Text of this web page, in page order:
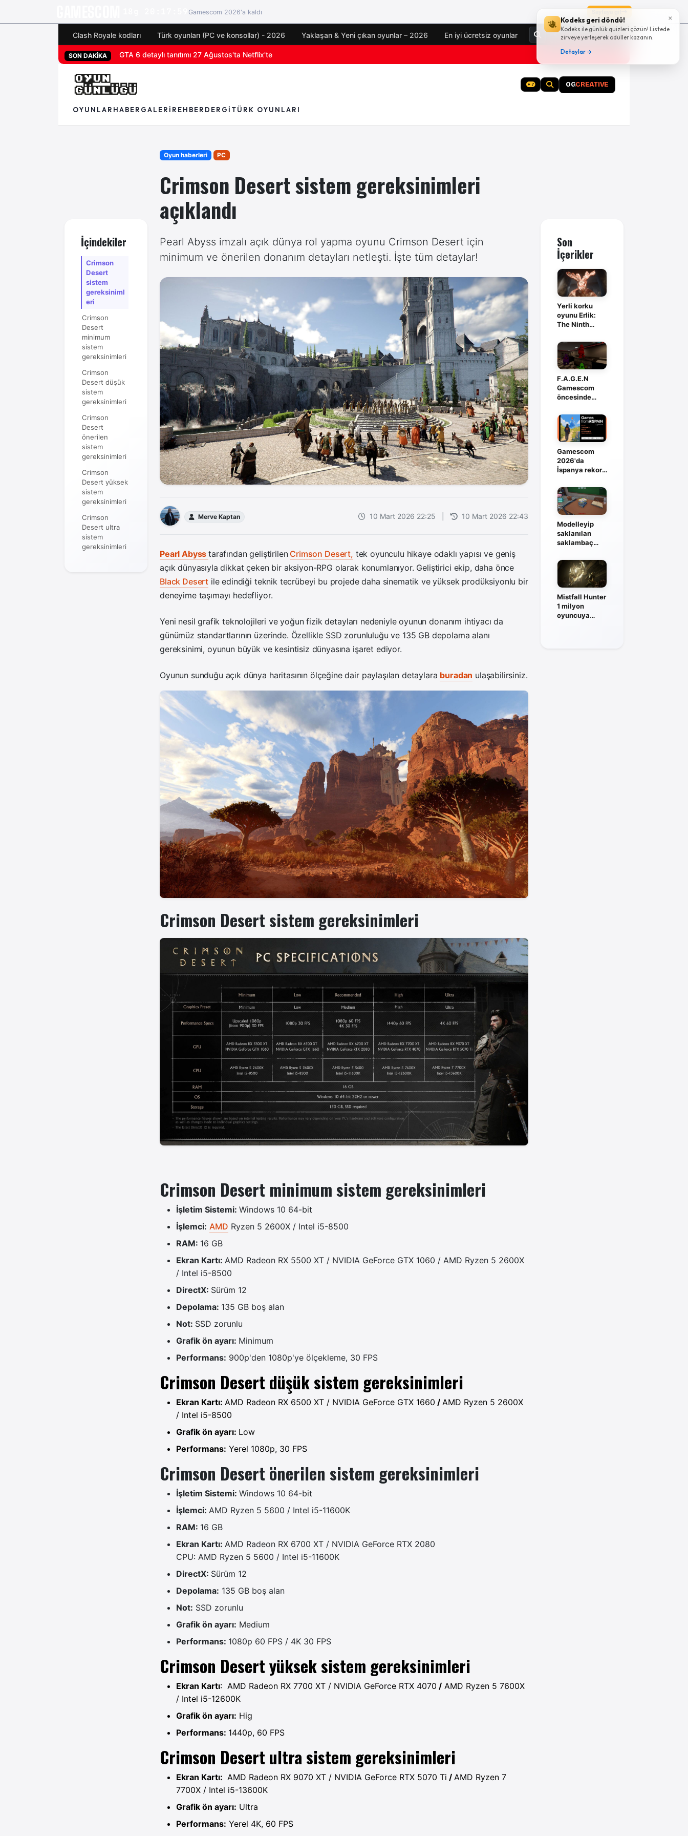
×
Kodeks geri döndü!
Kodeks ile günlük quizleri çözün! Listede
zirveye yerleşerek ödüller kazanın.
Detaylar →
Gamescom 2026'a kaldı
Clash Royale kodları Türk oyunları (PC ve konsollar) - 2026 Yaklaşan & Yeni çıkan oyunlar – 2026 En iyi ücretsiz oyunlar Giriş Yap
SON DAKİKA San Diego Comic-Con 2026 tüm oyun duyuruları
OGCREATIVE
OYUNLAR HABER GALERI REHBER DERGI TÜRK OYUNLARI
İçindekiler
Crimson
Desert
sistem
gereksiniml
eri
Crimson
Desert
minimum
sistem
gereksinimleri
Crimson
Desert düşük
sistem
gereksinimleri
Crimson
Desert
önerilen
sistem
gereksinimleri
Crimson
Desert yüksek
sistem
gereksinimleri
Crimson
Desert ultra
sistem
gereksinimleri
Oyun haberleri PC
Crimson Desert sistem gereksinimleri
açıklandı
Pearl Abyss imzalı açık dünya rol yapma oyunu Crimson Desert için
minimum ve önerilen donanım detayları netleşti. İşte tüm detaylar!
Merve Kaptan 10 Mart 2026 22:25 10 Mart 2026 22:43
Pearl Abyss tarafından geliştirilen Crimson Desert, tek oyunculu hikaye odaklı yapısı ve geniş
açık dünyasıyla dikkat çeken bir aksiyon-RPG olarak konumlanıyor. Geliştirici ekip, daha önce
Black Desert ile edindiği teknik tecrübeyi bu projede daha sinematik ve yüksek prodüksiyonlu bir
deneyime taşımayı hedefliyor.
Yeni nesil grafik teknolojileri ve yoğun fizik detayları nedeniyle oyunun donanım ihtiyacı da
günümüz standartlarının üzerinde. Özellikle SSD zorunluluğu ve 135 GB depolama alanı
gereksinimi, oyunun büyük ve kesintisiz dünyasına işaret ediyor.
Oyunun sunduğu açık dünya haritasının ölçeğine dair paylaşılan detaylara buradan ulaşabilirsiniz.
Crimson Desert sistem gereksinimleri
Crimson Desert minimum sistem gereksinimleri
İşletim Sistemi: Windows 10 64-bit
İşlemci: AMD Ryzen 5 2600X / Intel i5-8500
RAM: 16 GB
Ekran Kartı: AMD Radeon RX 5500 XT / NVIDIA GeForce GTX 1060 / AMD Ryzen 5 2600X
/ Intel i5-8500
DirectX: Sürüm 12
Depolama: 135 GB boş alan
Not: SSD zorunlu
Grafik ön ayarı: Minimum
Performans: 900p'den 1080p'ye ölçekleme, 30 FPS
Crimson Desert düşük sistem gereksinimleri
Ekran Kartı: AMD Radeon RX 6500 XT / NVIDIA GeForce GTX 1660 / AMD Ryzen 5 2600X
/ Intel i5-8500
Grafik ön ayarı: Low
Performans: Yerel 1080p, 30 FPS
Crimson Desert önerilen sistem gereksinimleri
İşletim Sistemi: Windows 10 64-bit
İşlemci: AMD Ryzen 5 5600 / Intel i5-11600K
RAM: 16 GB
Ekran Kartı: AMD Radeon RX 6700 XT / NVIDIA GeForce RTX 2080
CPU: AMD Ryzen 5 5600 / Intel i5-11600K
DirectX: Sürüm 12
Depolama: 135 GB boş alan
Not: SSD zorunlu
Grafik ön ayarı: Medium
Performans: 1080p 60 FPS / 4K 30 FPS
Crimson Desert yüksek sistem gereksinimleri
Ekran Kartı: AMD Radeon RX 7700 XT / NVIDIA GeForce RTX 4070 / AMD Ryzen 5 7600X
/ Intel i5-12600K
Grafik ön ayarı: Hig
Performans: 1440p, 60 FPS
Crimson Desert ultra sistem gereksinimleri
Ekran Kartı: AMD Radeon RX 9070 XT / NVIDIA GeForce RTX 5070 Ti / AMD Ryzen 7
7700X / Intel i5-13600K
Grafik ön ayarı: Ultra
Performans: Yerel 4K, 60 FPS
Son
İçerikler
Yerli korku
oyunu Erlik:
The Ninth
Steam'de
F.A.G.E.N
Gamescom
öncesinde
listesine açıldı
Gamescom
2026'da
İspanya rekor
sahneye
çıkıyor
Modelleyip
saklanılan
saklambaç
duyuruldu
Mistfall Hunter
1 milyon
oyuncuya